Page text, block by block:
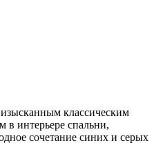
классическим
в интерьере спальни,
сочетание синих и серых